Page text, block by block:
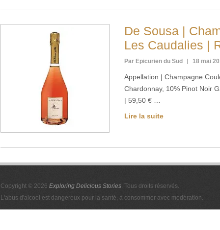
De Sousa |
Les Caudalies |
Par Epicurien du Sud 18 mai
Appellation | Champagne
Chardonnay, 10% Pinot Noir
| 59,50 € …
Lire la suite
Copyright © 2026 Exploring Delicious Stories. Tous droits réservés.
L'abus d'alcool est dangereux pour la santé, à consommer avec modération.